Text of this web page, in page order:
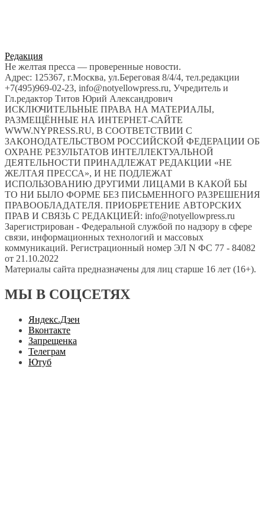
Редакция
Не желтая пресса — проверенные новости.
Адрес: 125367, г.Москва, ул.Береговая 8/4/4, тел.редакции
+7(495)969-02-23, info@notyellowpress.ru, Учредитель и
Гл.редактор Титов Юрий Александрович
ИСКЛЮЧИТЕЛЬНЫЕ ПРАВА НА МАТЕРИАЛЫ,
РАЗМЕЩЁННЫЕ НА ИНТЕРНЕТ-САЙТЕ
WWW.NYPRESS.RU, В СООТВЕТСТВИИ С
ЗАКОНОДАТЕЛЬСТВОМ РОССИЙСКОЙ ФЕДЕРАЦИИ ОБ
ОХРАНЕ РЕЗУЛЬТАТОВ ИНТЕЛЛЕКТУАЛЬНОЙ
ДЕЯТЕЛЬНОСТИ ПРИНАДЛЕЖАТ РЕДАКЦИИ «НЕ
ЖЕЛТАЯ ПРЕССА», И НЕ ПОДЛЕЖАТ
ИСПОЛЬЗОВАНИЮ ДРУГИМИ ЛИЦАМИ В КАКОЙ БЫ
ТО НИ БЫЛО ФОРМЕ БЕЗ ПИСЬМЕННОГО РАЗРЕШЕНИЯ
ПРАВООБЛАДАТЕЛЯ. ПРИОБРЕТЕНИЕ АВТОРСКИХ
ПРАВ И СВЯЗЬ С РЕДАКЦИЕЙ: info@notyellowpress.ru
Зарегистрирован - Федеральной службой по надзору в сфере
связи, информационных технологий и массовых
коммуникаций. Регистрационный номер ЭЛ N ФС 77 - 84082
от 21.10.2022
Материалы сайта предназначены для лиц старше 16 лет (16+).
МЫ В СОЦСЕТЯХ
Яндекс.Дзен
Вконтакте
Запрещенка
Телеграм
Ютуб